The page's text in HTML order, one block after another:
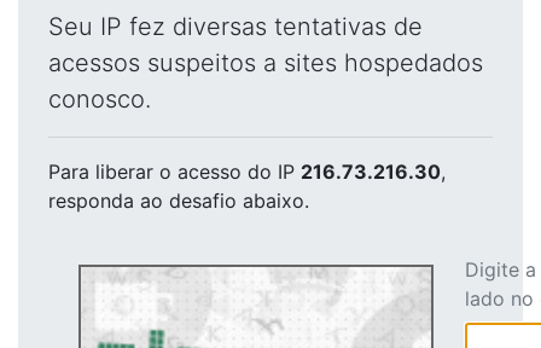
Seu IP fez diversas tentativas de
acessos suspeitos a sites hospedados
conosco.
Para liberar o acesso do IP 216.73.216.30,
responda ao desafio abaixo.
Digite
lado no